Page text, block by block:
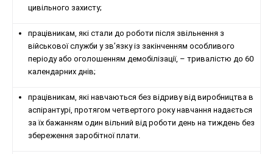
цивільного захисту;
працівникам, які стали до роботи після звільнення з
військової служби у зв’язку із закінченням особливого
періоду або оголошенням демобілізації, – тривалістю до 60
календарних днів;
працівникам, які навчаються без відриву від виробництва в
аспірантурі, протягом четвертого року навчання надається
за їх бажанням один вільний від роботи день на тиждень без
збереження заробітної плати.